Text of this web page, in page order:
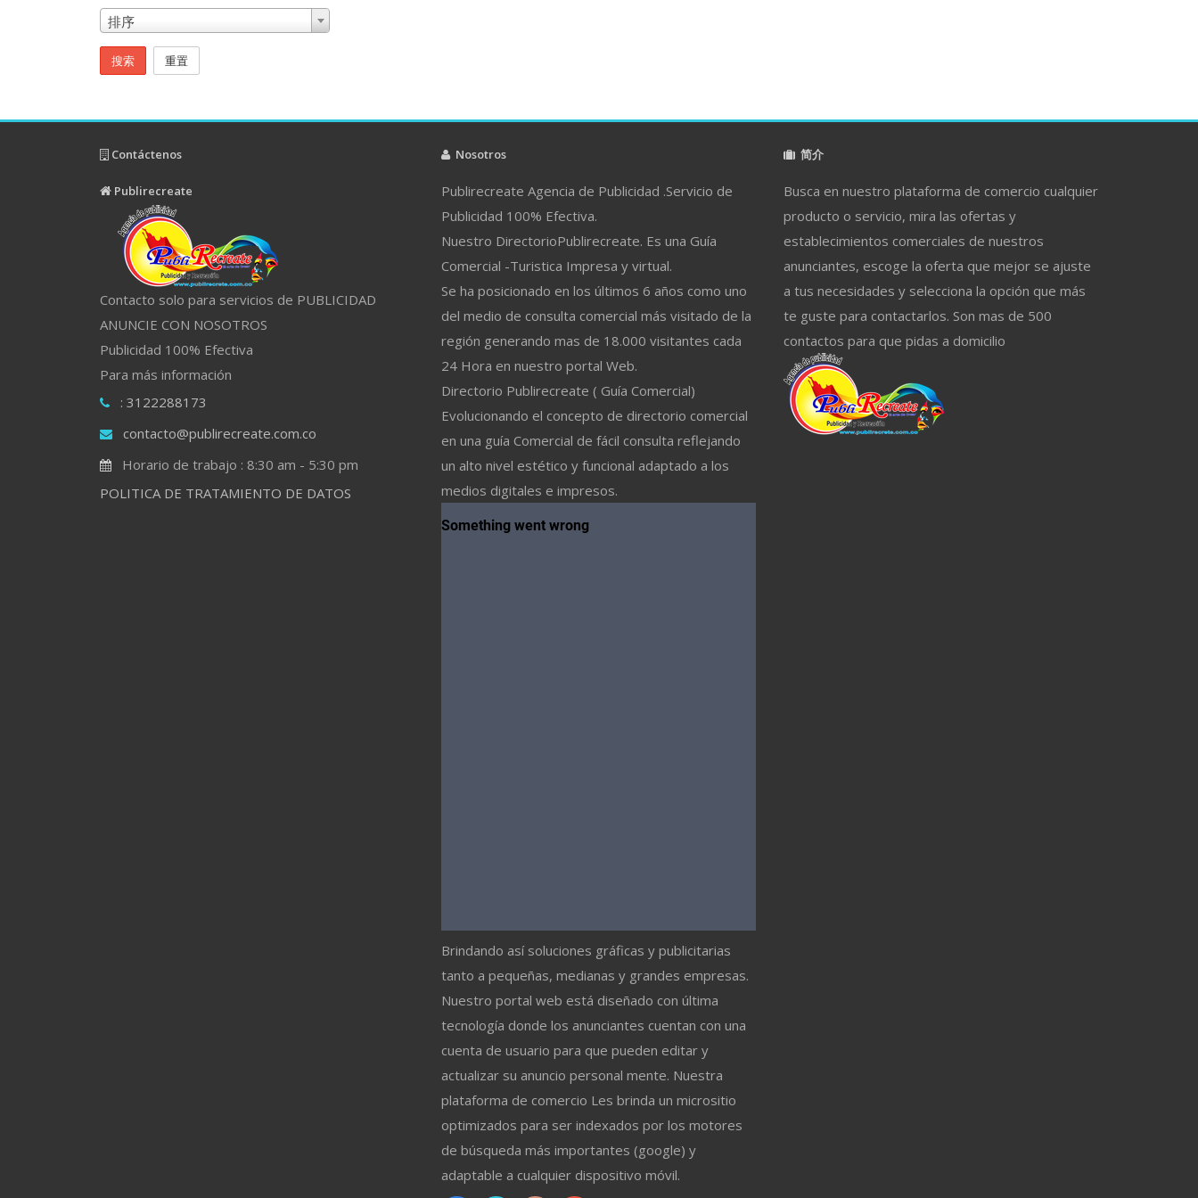
排序
搜索 重置
Contáctenos
Publirecreate
Contacto solo para servicios de PUBLICIDAD
ANUNCIE CON NOSOTROS
Publicidad 100% Efectiva
Para más información
: 3122288173
contacto@publirecreate.com.co
Horario de trabajo : 8:30 am - 5:30 pm
POLITICA DE TRATAMIENTO DE DATOS
Nosotros
Publirecreate Agencia de Publicidad .Servicio de
Publicidad 100% Efectiva.
Nuestro DirectorioPublirecreate. Es una Guía
Comercial -Turistica Impresa y virtual.
Se ha posicionado en los últimos 6 años como uno
del medio de consulta comercial más visitado de la
región generando mas de 18.000 visitantes cada
24 Hora en nuestro portal Web.
Directorio Publirecreate ( Guía Comercial)
Evolucionando el concepto de directorio comercial
en una guía Comercial de fácil consulta reflejando
un alto nivel estético y funcional adaptado a los
medios digitales e impresos.
Brindando así soluciones gráficas y publicitarias
tanto a pequeñas, medianas y grandes empresas.
Nuestro portal web está diseñado con última
tecnología donde los anunciantes cuentan con una
cuenta de usuario para que pueden editar y
actualizar su anuncio personal mente. Nuestra
plataforma de comercio Les brinda un micrositio
optimizados para ser indexados por los motores
de búsqueda más importantes (google) y
adaptable a cualquier dispositivo móvil.
简介
Busca en nuestro plataforma de comercio cualquier
producto o servicio, mira las ofertas y
establecimientos comerciales de nuestros
anunciantes, escoge la oferta que mejor se ajuste
a tus necesidades y selecciona la opción que más
te guste para contactarlos. Son mas de 500
contactos para que pidas a domicilio